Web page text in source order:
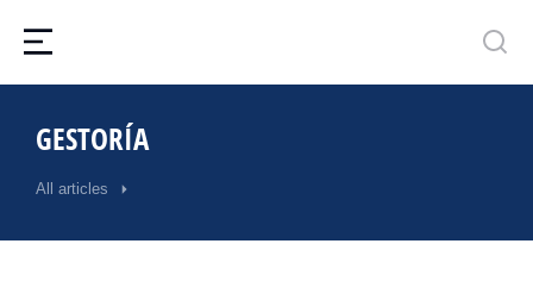
GESTORÍA
All articles